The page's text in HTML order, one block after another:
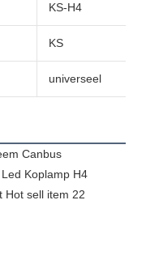
KS-H4
KS
universeel